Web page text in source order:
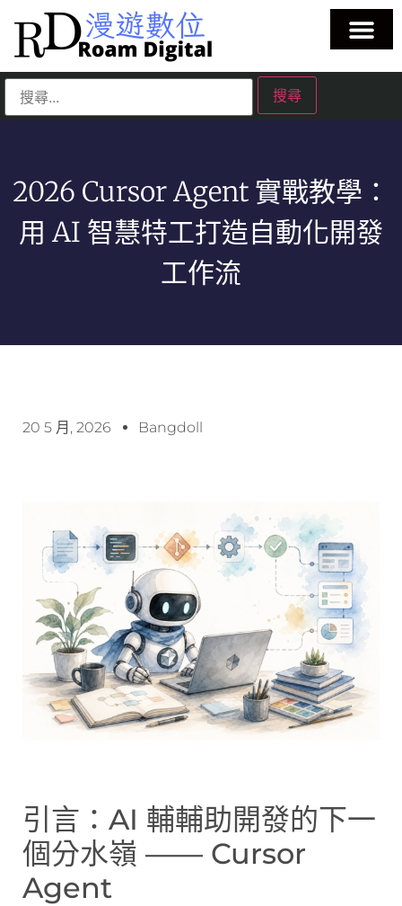
2026 Cursor Agent 實戰教學：
用 AI 智慧特工打造自動化開發
工作流
20 5 月, 2026 Bangdoll
引言：AI 輔輔助開發的下一
個分水嶺 —— Cursor
Agent